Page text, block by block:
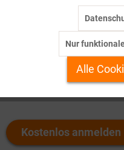
sind ihre Nachteile? Und
Welchen Download
Kostenlos anmelden
Personalisierung
Service
Nur
Alle